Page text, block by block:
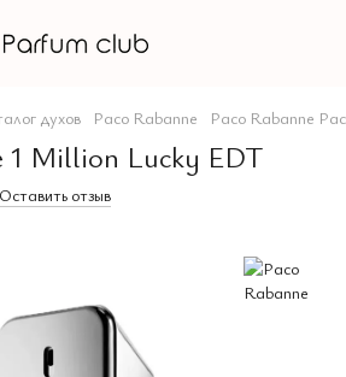
духов Paco Rabanne Paco Rabanne
1 Million Lucky EDT
Оставить отзыв